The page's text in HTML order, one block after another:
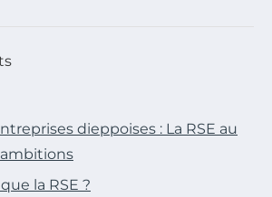
dieppoises : La RSE au
la RSE ?